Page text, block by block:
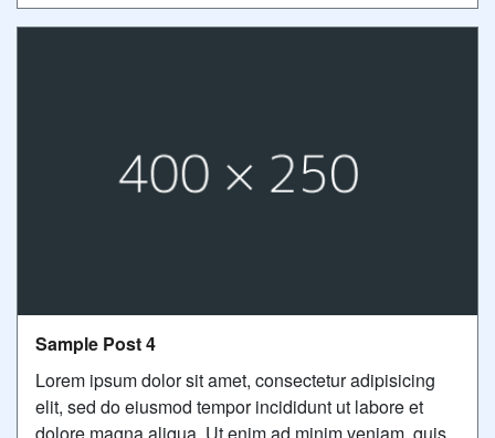
Sample Post 4
Lorem ipsum dolor sit amet, consectetur adipisicing
elit, sed do eiusmod tempor incididunt ut labore et